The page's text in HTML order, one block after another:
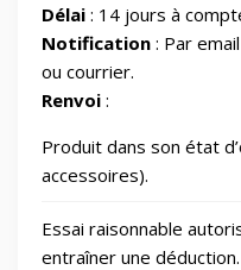
⌚ Montres & Rings
📂
📂 Outillage
📷 Photos et
Délai : 14 jours à
Notification : Par
ou courrier.
Renvoi :
Produit dans son état
accessoires).
Essai raisonnable
entraîner une déduction.